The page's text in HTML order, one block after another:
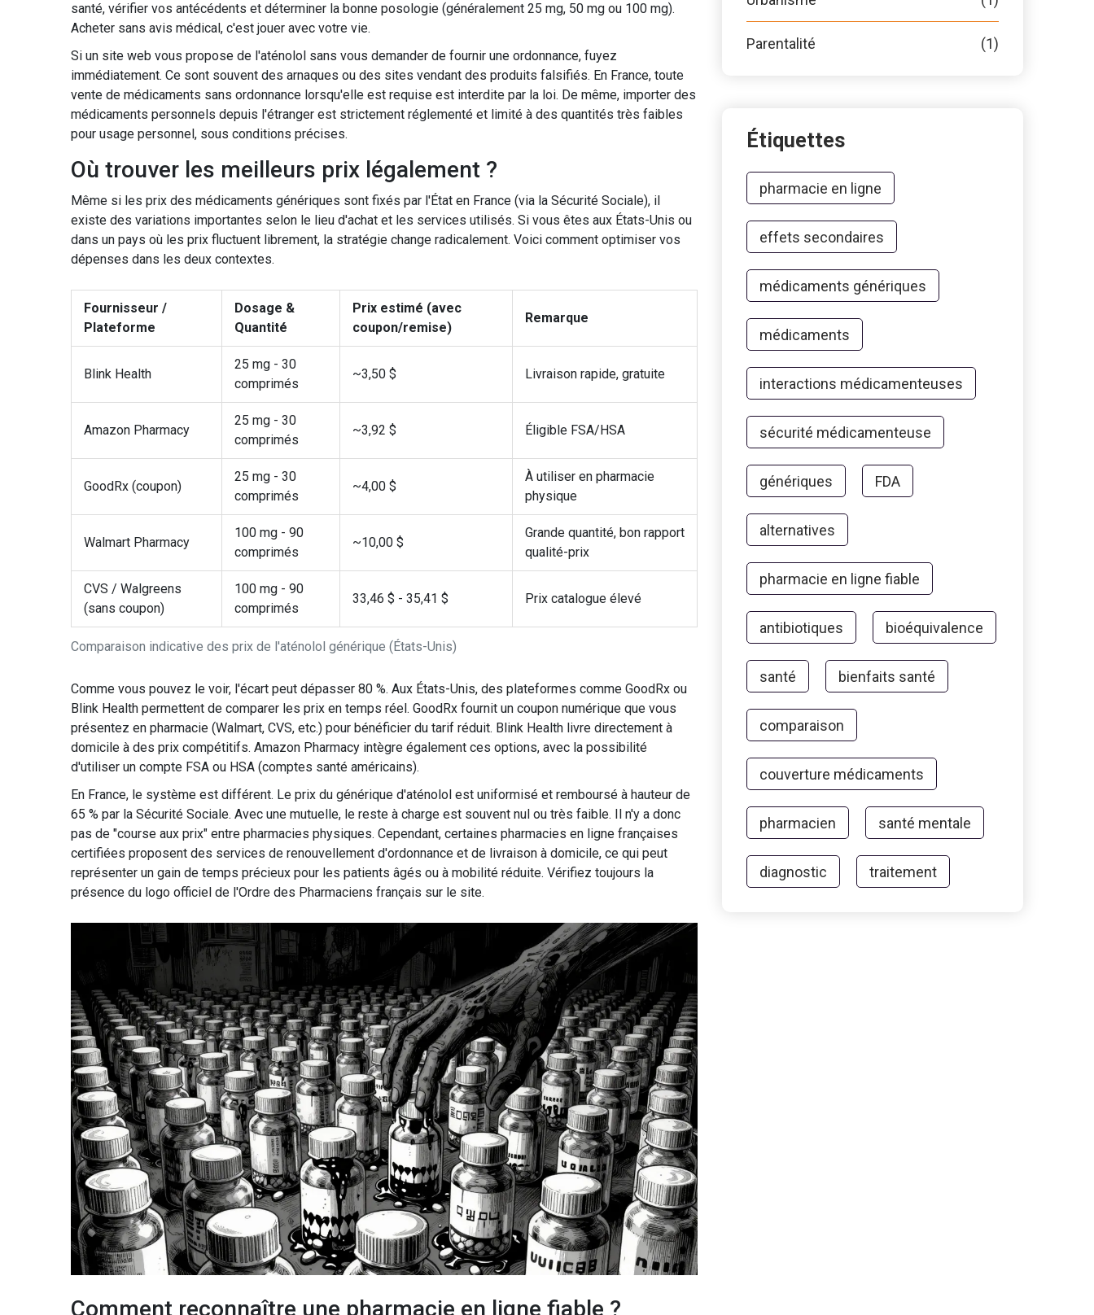
santé, vérifier vos antécédents et déterminer la bonne posologie (généralement 25 mg, 50 mg ou 100 mg).
Acheter sans avis médical, c'est jouer avec votre vie.
Si un site web vous propose de l'aténolol sans vous demander de fournir une ordonnance, fuyez
immédiatement. Ce sont souvent des arnaques ou des sites vendant des produits falsifiés. En France, toute
vente de médicaments sans ordonnance lorsqu'elle est requise est interdite par la loi. De même, importer des
médicaments personnels depuis l'étranger est strictement réglementé et limité à des quantités très faibles
pour usage personnel, sous conditions précises.
Où trouver les meilleurs prix légalement ?
Même si les prix des médicaments génériques sont fixés par l'État en France (via la Sécurité Sociale), il
existe des variations importantes selon le lieu d'achat et les services utilisés. Si vous êtes aux États-Unis ou
dans un pays où les prix fluctuent librement, la stratégie change radicalement. Voici comment optimiser vos
dépenses dans les deux contextes.
Comparaison indicative des prix de l'aténolol générique (États-Unis)
Fournisseur /
Plateforme
Dosage &
Quantité
Prix estimé (avec
coupon/remise)
Remarque
Blink Health
25 mg - 30
comprimés
~3,50 $ Livraison rapide, gratuite
Amazon Pharmacy
25 mg - 30
comprimés
~3,92 $ Éligible FSA/HSA
GoodRx (coupon)
25 mg - 30
comprimés
~4,00 $
À utiliser en pharmacie
physique
Walmart Pharmacy
100 mg - 90
comprimés
~10,00 $
Grande quantité, bon rapport
qualité-prix
CVS / Walgreens
(sans coupon)
100 mg - 90
comprimés
33,46 $ - 35,41 $ Prix catalogue élevé
Comme vous pouvez le voir, l'écart peut dépasser 80 %. Aux États-Unis, des plateformes comme GoodRx ou
Blink Health permettent de comparer les prix en temps réel. GoodRx fournit un coupon numérique que vous
présentez en pharmacie (Walmart, CVS, etc.) pour bénéficier du tarif réduit. Blink Health livre directement à
domicile à des prix compétitifs. Amazon Pharmacy intègre également ces options, avec la possibilité
d'utiliser un compte FSA ou HSA (comptes santé américains).
En France, le système est différent. Le prix du générique d'aténolol est uniformisé et remboursé à hauteur de
65 % par la Sécurité Sociale. Avec une mutuelle, le reste à charge est souvent nul ou très faible. Il n'y a donc
pas de "course aux prix" entre pharmacies physiques. Cependant, certaines pharmacies en ligne françaises
certifiées proposent des services de renouvellement d'ordonnance et de livraison à domicile, ce qui peut
représenter un gain de temps précieux pour les patients âgés ou à mobilité réduite. Vérifiez toujours la
présence du logo officiel de l'Ordre des Pharmaciens français sur le site.
Comment reconnaître une pharmacie en ligne fiable ?
Parentalité (1)
Étiquettes
pharmacie en ligne
effets secondaires
médicaments génériques
médicaments
interactions médicamenteuses
sécurité médicamenteuse
génériques FDA
alternatives
pharmacie en ligne fiable
antibiotiques bioéquivalence
santé bienfaits santé
comparaison
couverture médicaments
pharmacien santé mentale
diagnostic traitement